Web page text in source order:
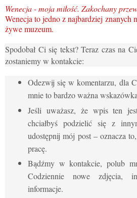
Wenecja - moja miłość. Zakochany
Wenecja to jedno z najbardziej znanych
żywe muzeum.
Spodobał Ci się tekst? Teraz czas na
zostaniemy w kontakcie:
Odezwij się w komentarzu, dla
mnie to bardzo ważna
Jeśli uważasz, że wpis ten
chciałbyś podzielić się z
udostępnij mój post – oznacza
pracę.
Bądźmy w kontakcie, polub
Codziennie nowe zdjęcia,
informacje.